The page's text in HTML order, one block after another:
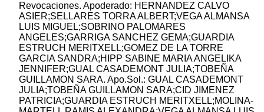
Revocaciones. Apoderado: HERNANDEZ CALVO
ASIER;SELLARES TORRA ALBERT;VEGA ALMANSA
LUIS MIGUEL;SOBRINO PALOMARES
ANGELES;GARRIGA SANCHEZ GEMA;GUARDIA
ESTRUCH MERITXELL;GOMEZ DE LA TORRE
GARCIA SANDRA;HIPP SABINE MARIA ANGELIKA
JENNIFER;GUAL CASADEMONT JULIA;TOBEÑA
GUILLAMON SARA. Apo.Sol.: GUAL CASADEMONT
JULIA;TOBEÑA GUILLAMON SARA;CID JIMENEZ
PATRICIA;GUARDIA ESTRUCH MERITXELL;MOLINA-